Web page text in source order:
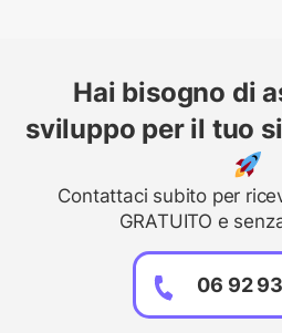
Hai bisogno di
sviluppo per il tuo
Contattaci subito per
GRATUITO e
06 92